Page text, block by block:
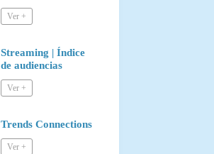
Streaming | Índice
de audiencias
Trends Connections